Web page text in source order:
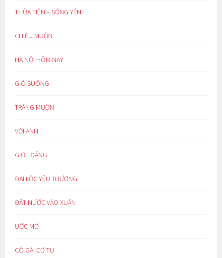
THỪA TIỀN – SỐNG YÊN
CHIỀU MUỘN
HÀ NỘI HÔM NAY
GIÓ SUÔNG
TRĂNG MUỘN
VỚI ANH
GIỌT ĐẮNG
ĐẠI LỘC YÊU THƯƠNG
ĐẤT NƯỚC VÀO XUÂN
ƯỚC MƠ
CÔ GÁI CƠ TU